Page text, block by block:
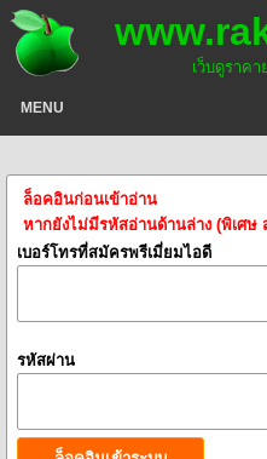
เว็บดูราค
MENU
ล็อคอินก่อนเข้าอ่าน
หากยังไม่มีรหัสอ่านด้านล่าง (พิเศษ
เบอร์โทรที่สมัครพรีเมี่ยมไอดี
รหัสผ่าน